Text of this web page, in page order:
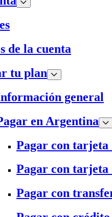
de la cuenta
tu plan
general
en Argentina
Pagar con tarjeta
Pagar con tarjeta
Pagar con